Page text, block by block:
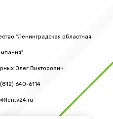
"Ленинградская областная
Олег Викторович.
640-6114